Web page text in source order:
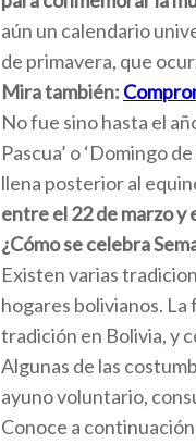
aún un calendario
de primavera, que
Mira también:
No fue sino hasta el
Pascua’ o ‘Domingo
llena posterior al
entre el 22 de marzo y
¿Cómo se celebra
Existen varias
hogares bolivianos.
tradición en Bolivia, y
Algunas de las
ayuno voluntario,
Conoce a